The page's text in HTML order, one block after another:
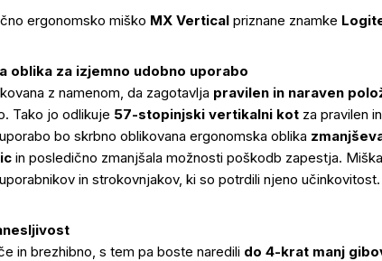
ergonomsko miško MX Vertical priznane znamke
oblika za izjemno udobno uporabo
z namenom, da zagotavlja pravilen in naraven
Tako jo odlikuje 57-stopinjski vertikalni kot za pravilen
bo skrbno oblikovana ergonomska oblika
in posledično zmanjšala možnosti poškodb zapestja.
in strokovnjakov, ki so potrdili njeno učinkovitost.
in brezhibno, s tem pa boste naredili do 4-krat manj